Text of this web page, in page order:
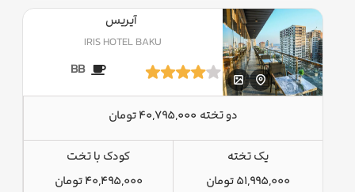
آیریس
IRIS HOTEL BAKU
BB
دو تخته 40,795,000 تومان
یک تخته
51,995,000 تومان
کودک با تخت
40,495,000 تومان